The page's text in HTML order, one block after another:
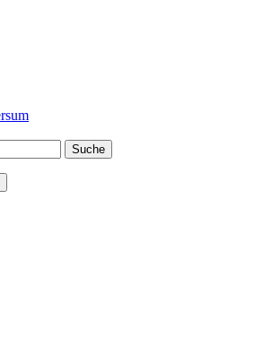
Suche